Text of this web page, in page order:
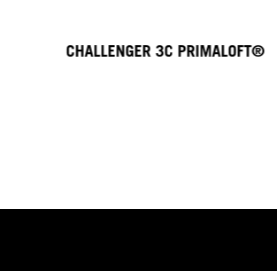
CHALLENGER 3C PRIMALOFT®